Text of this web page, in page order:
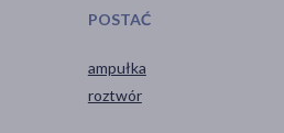
POSTAĆ
ampułka
roztwór